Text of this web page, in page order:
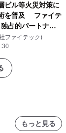
ビル等火災対策に
を普及 ファイテ
占的パートナー
ファイテック)
もっと見る